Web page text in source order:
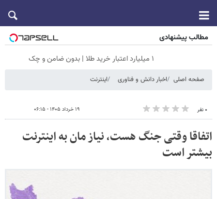
مطالب پیشنهادی
۱ میلیارد اعتبار خرید طلا | بدون ضامن و چک
صفحه اصلی اخبار دانش و فناوری اینترنت
۰ نفر ۱۹ خرداد ۱۴۰۵ - ۰۶:۱۵
اتفاقا وقتی جنگ هست، نیاز مان به اینترنت
بیشتر است